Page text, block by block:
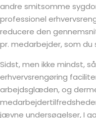
andre smitsomme
professionel
reducere den
pr. medarbejder, som du
Sidst, men ikke mindst,
erhvervsrengøring
arbejdsglæden, og
jævne undersøgelser, I